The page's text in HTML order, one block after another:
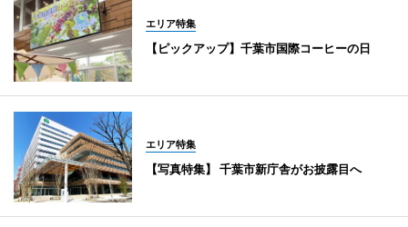
エリア特集
【ピックアップ】千葉市国際コーヒーの日
エリア特集
【写真特集】 千葉市新庁舎がお披露目へ